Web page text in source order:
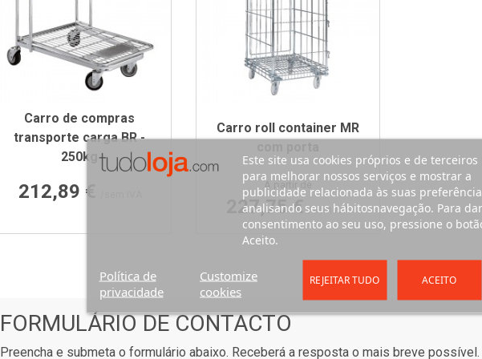
Carro de compras
transporte carga BR -
250kg
Preço
212,89 €
Carro roll container MR
Preço
A partir de
227,75 € /sem IVA
FORMULÁRIO DE CONTACTO
Preencha e submeta o formulário abaixo. Receberá a resposta o mais breve possível.
Este site usa cookies próprios e de terceiros
para melhorar nossos serviços e mostrar a
publicidade relacionada às suas
analisando seus hábitosnavegação. Para
consentimento ao seu uso, pressione o
Aceito.
Política de
privacidade
Customize
cookies
REJEITAR TUDO ACEITO